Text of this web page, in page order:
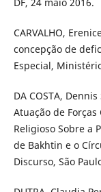
CARVALHO,
concepção de
Especial,
DA COSTA,
Atuação de
Religioso Sobre a
de Bakhtin e o
Discurso, São